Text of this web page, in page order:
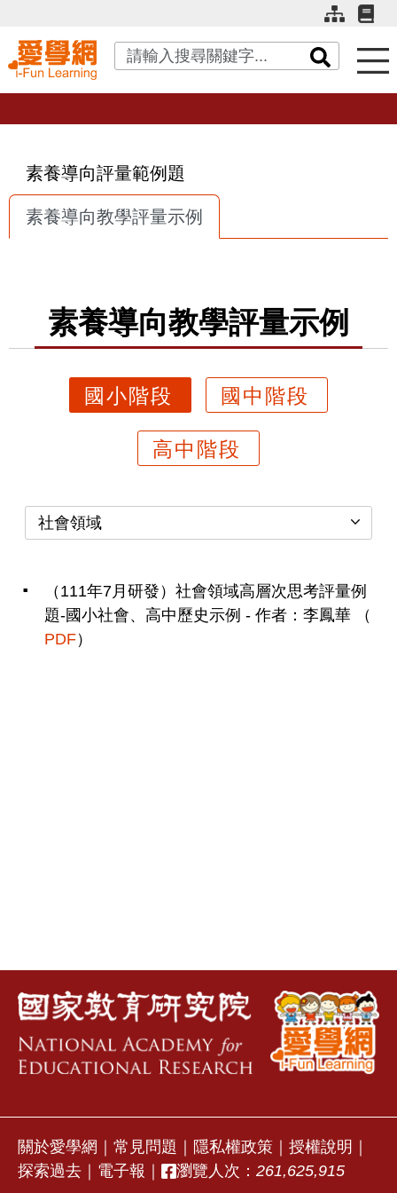
關鍵字搜尋
素養導向評量範例題
素養導向教學評量示例
素養導向教學評量示例
國小階段 國中階段
高中階段
社會領域
（111年7月研發）社會領域高層次思考評量例
題-國小社會、高中歷史示例 - 作者：李鳳華 （
PDF）
關於愛學網 常見問題 隱私權政策 授權說明
探索過去
電子報 瀏覽人次： 261,625,915